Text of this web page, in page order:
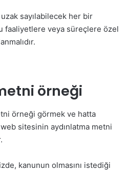
sayılabilecek her bir
faaliyetlere veya süreçlere özel
örneği
örneği görmek ve hatta
sitesinin aydınlatma metni
kanunun olmasını istediği